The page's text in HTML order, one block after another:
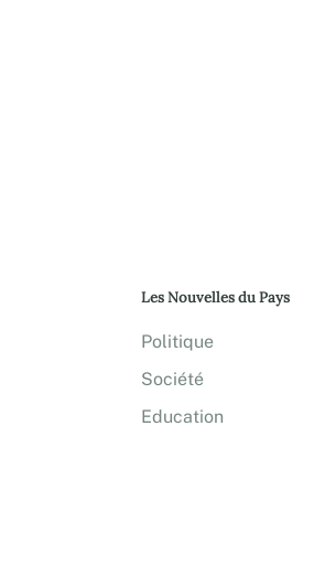
Les Nouvelles du Pays
Politique
Société
Education